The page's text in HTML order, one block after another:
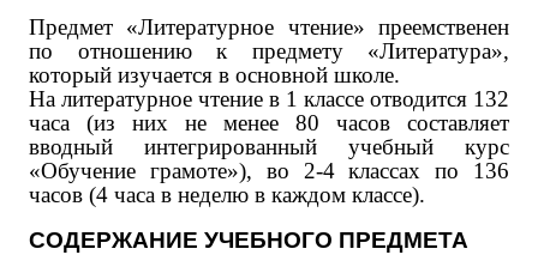
Предмет «Литературное чтение» преемственен
по отношению к предмету «Литература»,
который изучается в основной школе.
На литературное чтение в 1 классе отводится 132
часа (из них ‌не менее 80 часов‌ составляет
вводный интегрированный учебный курс
«Обучение грамоте»), во 2-4 классах по 136
часов (4 часа в неделю в каждом классе).
СОДЕРЖАНИЕ УЧЕБНОГО ПРЕДМЕТА